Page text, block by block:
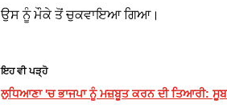
ਉਸ ਨੂੰ ਮੌਕੇ ਤੋਂ ਚੁਕਵਾਇਆ ਗਿਆ।
ਇਹ ਵੀ ਪੜ੍ਹੋ
ਲੁਧਿਆਣਾ 'ਚ ਭਾਜਪਾ ਨੂੰ ਮਜ਼ਬੂਤ ਕਰਨ ਦੀ ਤਿਆਰੀ: